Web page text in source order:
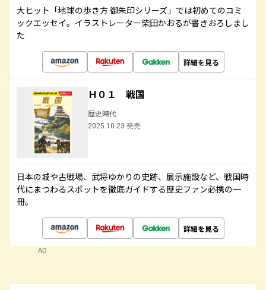
大ヒット「地球の歩き方 御朱印シリーズ」では初めてのコミ
ックエッセイ。イラストレーター柴田かおるが書きおろしまし
た
詳細を見る
Ｈ０１ 戦国
歴史時代
2025.10.23 発売
日本の城や古戦場、武将ゆかりの史跡、展示施設など、戦国時
代にまつわるスポットを徹底ガイドする歴史ファン必携の一
冊。
詳細を見る
AD